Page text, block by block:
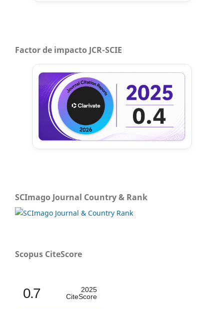
Factor de impacto JCR-SCIE
SCImago Journal Country & Rank
Scopus CiteScore
0.7
2025
CiteScore